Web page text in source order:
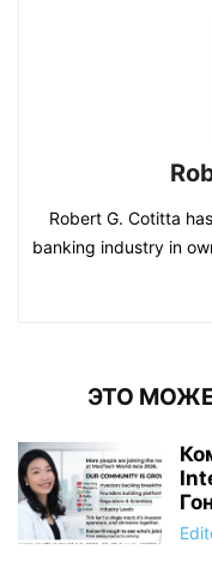
Robert G. Cotitta
banking industry in
ЭТО